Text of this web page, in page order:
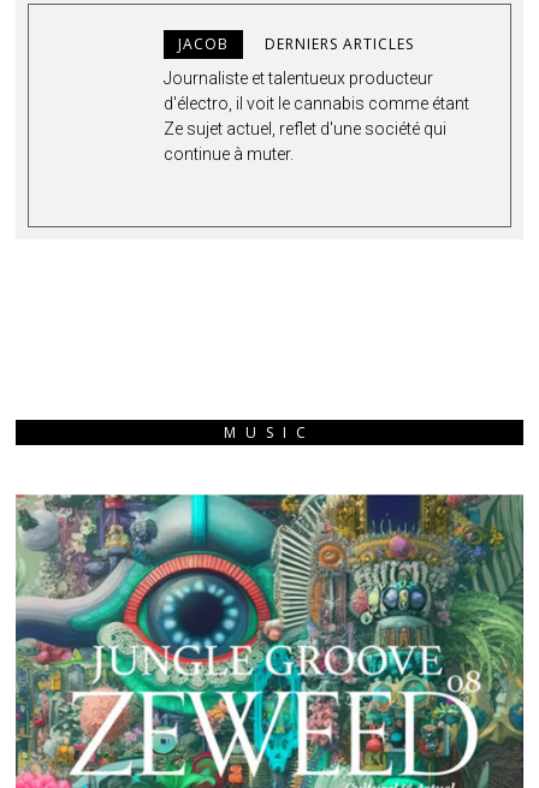
JACOB DERNIERS ARTICLES
Journaliste et talentueux producteur
d'électro, il voit le cannabis comme étant
Ze sujet actuel, reflet d'une société qui
continue à muter.
MUSIC